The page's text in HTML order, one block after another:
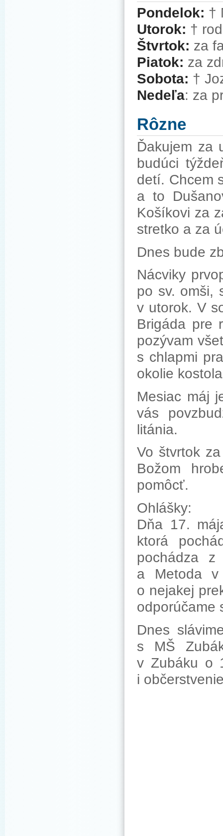
Pondelok: †
Utorok: †
Štvrtok: za
Piatok: za
Sobota: †
Nedeľa: za
Rôzne
Ďakujem za
budúci
detí. Chcem
a to
Košíkovi za
stretko a za
Dnes bude
Nácviky
po sv. omši,
v utorok. V
Brigáda pre
pozývam
s chlapmi
okolie
Mesiac máj
vás
litánia.
Vo štvrtok
Božom
pomôcť.
Ohlášky:
Dňa 17.
ktorá
pochádza
a Metoda
o nejakej
odporúčame
Dnes
s MŠ
v Zubáku o
i